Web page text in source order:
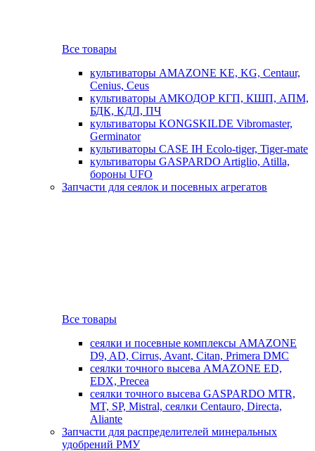
Все товары
культиваторы AMAZONE KE, KG, Centaur,
Cenius, Ceus
культиваторы АМКОДОР КГП, КШП, АПМ,
БДК, КДЛ, ПЧ
культиваторы KONGSKILDE Vibromaster,
Germinator
культиваторы CASE IH Ecolo-tiger, Tiger-mate
культиваторы GASPARDO Artiglio, Atilla,
бороны UFO
Запчасти для сеялок и посевных агрегатов
Все товары
сеялки и посевные комплексы AMAZONE
D9, AD, Cirrus, Avant, Citan, Primera DMC
сеялки точного высева AMAZONE ED,
EDX, Precea
сеялки точного высева GASPARDO MTR,
MT, SP, Mistral, сеялки Centauro, Directa,
Aliante
Запчасти для распределителей минеральных
удобрений РМУ